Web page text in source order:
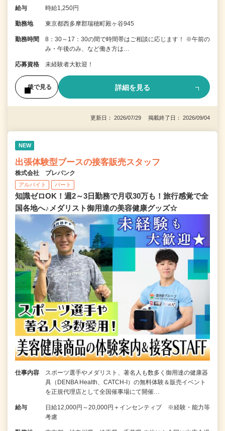
給与 時給1,250円
勤務地 東京都西多摩郡瑞穂町殿ヶ谷945
勤務時間
8：30～17：30の間で時間帯はご相談に応じます！ ※午前の
み・午後のみ、など働き方は…
応募資格 未経験者大歓迎！
後で見る 詳細を見る
更新日： 2026/07/29 掲載終了日： 2026/09/04
NEW
出張体験型ブースの接客販売スタッフ
株式会社 プレバンク
アルバイト パート
知識ゼロOK！週2～3日勤務で月収30万も！旅行感覚で全
国各地へ♪メダリスト御用達の美容健康グッズ☆
仕事内容
スポーツ選手やメダリスト、著名人も数多く御用達の健康器
具（DENBA Health、CATCH-I）の無料体験＆販売イベント
を正規代理店として全国催事場にて開催…
給与
日給12,000円～20,000円＋インセンティブ ※経験・能力等
考慮